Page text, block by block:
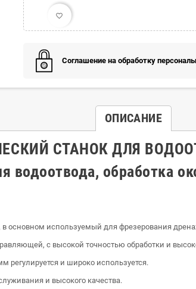
favorite_border
Соглашение на обработку
ОПИСАНИЕ
СТАНОК ДЛЯ
водоотвода, обработка
основном используемый для фрезерования
с высокой точностью обработки и
регулируется и широко используется.
и высокого качества.